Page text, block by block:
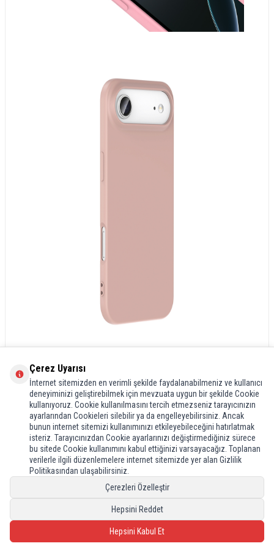
Çerez Uyarısı
İnternet sitemizden en verimli şekilde faydalanabilmeniz ve kullanıcı
deneyiminizi geliştirebilmek için mevzuata uygun bir şekilde Cookie
kullanıyoruz. Cookie kullanılmasını tercih etmezseniz tarayıcınızın
ayarlarından Cookieleri silebilir ya da engelleyebilirsiniz. Ancak
bunun internet sitemizi kullanımınızı etkileyebileceğini hatırlatmak
isteriz. Tarayıcınızdan Cookie ayarlarınızı değiştirmediğiniz sürece
bu sitede Cookie kullanımını kabul ettiğinizi varsayacağız. Toplanan
verilerle ilgili düzenlemelere internet sitemizde yer alan Gizlilik
Politikasından ulaşabilirsiniz.
Çerezleri Özelleştir
Hepsini Reddet
Hepsini Kabul Et